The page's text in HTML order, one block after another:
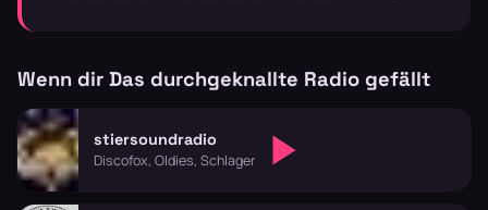
Wenn dir Das durchgeknallte Radio gefällt
stiersoundradio
Discofox, Oldies, Schlager